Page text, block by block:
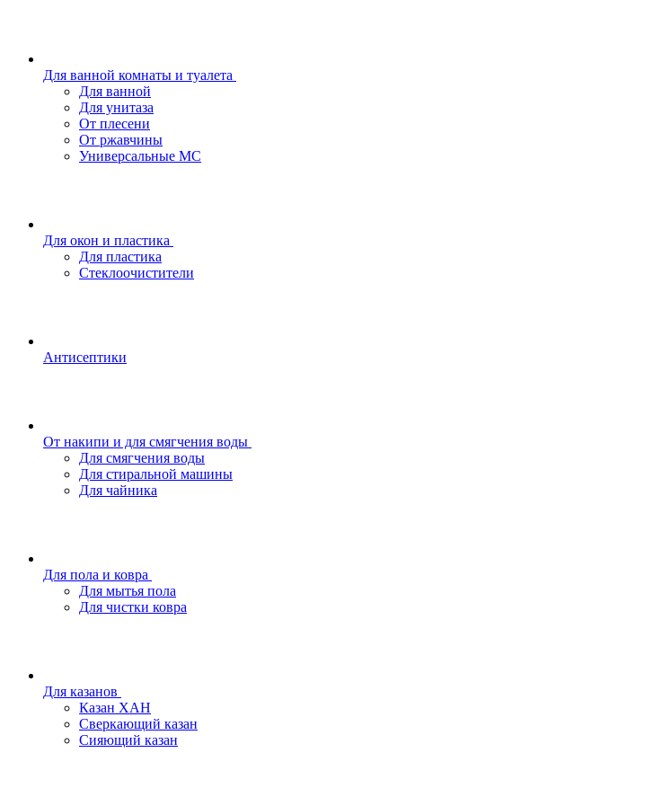
Для ванной комнаты и туалета
Для ванной
Для унитаза
От плесени
От ржавчины
Универсальные МС
Для окон и пластика
Для пластика
Стеклоочистители
Антисептики
От накипи и для смягчения воды
Для смягчения воды
Для стиральной машины
Для чайника
Для пола и ковра
Для мытья пола
Для чистки ковра
Для казанов
Казан ХАН
Сверкающий казан
Сияющий казан